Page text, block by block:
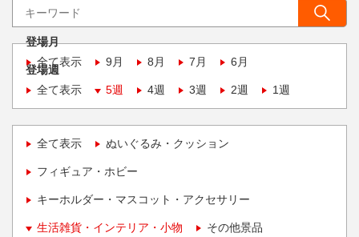
登場月
全て表示
9月 8月 7月 6月
登場週
全て表示
5週 4週 3週 2週 1週
全て表示 ぬいぐるみ・クッション
フィギュア・ホビー
キーホルダー・マスコット・アクセサリー
生活雑貨・インテリア・小物 その他景品